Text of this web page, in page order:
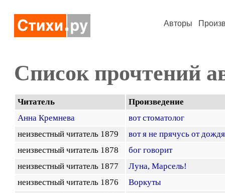
Авторы
Список прочтений
Читатель
Произведение
Анна Кремнева
вот стоматолог
неизвестный читатель 1879
вот я не прячусь от
неизвестный читатель 1878
бог говорит
неизвестный читатель 1877
Луна, Марсель!
неизвестный читатель 1876
Воркуты